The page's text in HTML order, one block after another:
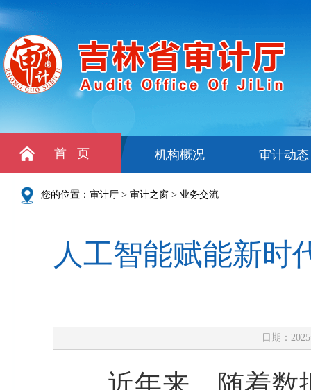
首 页 机构概况 审计动态
您的位置： 审计厅 > 审计之窗 > 业务交流
人工智能赋能新时
日期：